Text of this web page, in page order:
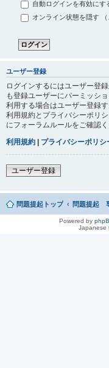
自動ログインを有効にす
オンライン状態を隠す
ユーザー登録
ログインするにはユーザー登
も登録ユーザーにパーミッシ
利用する場合はユーザー登録
利用規約とプライバシーポリ
にフォーラムルールをご確認く
利用規約 | プライバシーポリシ
ユーザー登録
問題提起トップ 問題提起
Powered by
Japanese